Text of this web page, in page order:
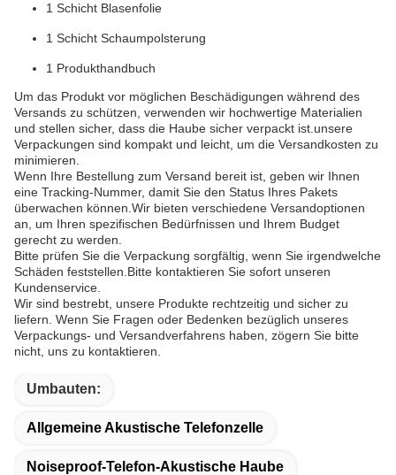
1 Schicht Blasenfolie
1 Schicht Schaumpolsterung
1 Produkthandbuch
Um das Produkt vor möglichen Beschädigungen während des
Versands zu schützen, verwenden wir hochwertige Materialien
und stellen sicher, dass die Haube sicher verpackt ist.unsere
Verpackungen sind kompakt und leicht, um die Versandkosten zu
minimieren.
Wenn Ihre Bestellung zum Versand bereit ist, geben wir Ihnen
eine Tracking-Nummer, damit Sie den Status Ihres Pakets
überwachen können.Wir bieten verschiedene Versandoptionen
an, um Ihren spezifischen Bedürfnissen und Ihrem Budget
gerecht zu werden.
Bitte prüfen Sie die Verpackung sorgfältig, wenn Sie irgendwelche
Schäden feststellen.Bitte kontaktieren Sie sofort unseren
Kundenservice.
Wir sind bestrebt, unsere Produkte rechtzeitig und sicher zu
liefern. Wenn Sie Fragen oder Bedenken bezüglich unseres
Verpackungs- und Versandverfahrens haben, zögern Sie bitte
nicht, uns zu kontaktieren.
Umbauten:
Allgemeine Akustische Telefonzelle
Noiseproof-Telefon-Akustische Haube